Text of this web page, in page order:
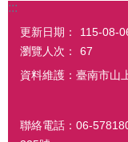
:::
更新日期：
115-08-
瀏覽人次：
67
資料維護：臺南市山
聯絡電話：06-